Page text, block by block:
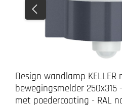
Design wandlamp KELLER
bewegingsmelder
met poedercoating - RAL